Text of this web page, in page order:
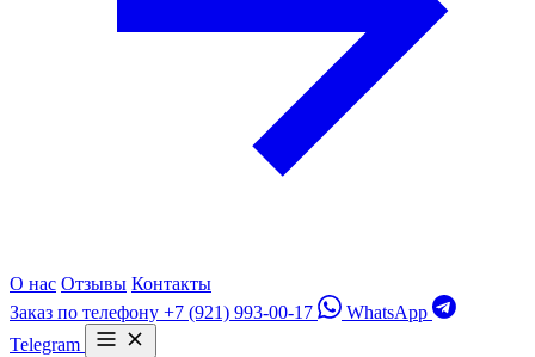
О нас Отзывы Контакты
Заказ по телефону +7 (921) 993-00-17
WhatsApp
Telegram